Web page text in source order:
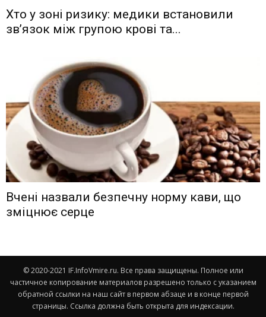
Хто у зоні ризику: медики встановили
зв’язок між групою крові та...
Вчені назвали безпечну норму кави, що
зміцнює серце
© 2020-2021 IF.InfoVmire.ru. Все права защищены. Полное или
частичное копирование материалов разрешено только с указанием
обратной ссылки на наш сайт в первом абзаце и в конце первой
страницы. Ссылка должна быть открыта для индексации.